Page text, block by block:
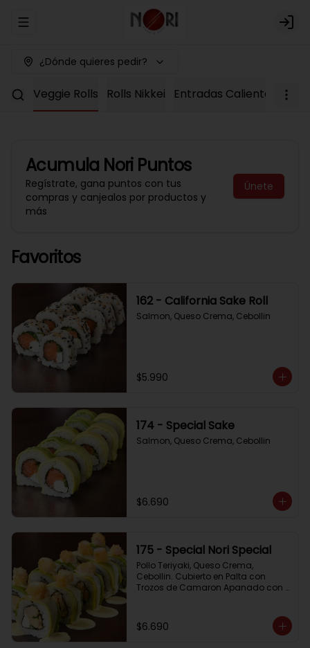
Abrir menu de navegación Login
¿Dónde quieres pedir?
Keto Veggie Rolls Rolls Nikkei Entradas Calientes
Acumula Nori Puntos
Regístrate, gana puntos con tus
compras y canjealos por productos y
más
Únete
Favoritos
162 - California Sake Roll
Salmon, Queso Crema, Cebollin
$5.990
174 - Special Sake
Salmon, Queso Crema, Cebollin
$6.690
175 - Special Nori Special
Pollo Teriyaki, Queso Crema,
Cebollin. Cubierto en Palta con
Trozos de Camaron Apanado con
$6.690